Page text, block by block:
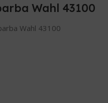
Wahl 43100
Wahl 43100